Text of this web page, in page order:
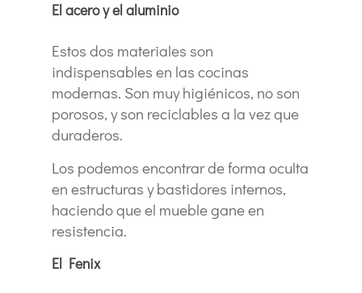
El acero y el aluminio
Estos dos materiales son
indispensables en las cocinas
modernas. Son muy higiénicos, no son
porosos, y son reciclables a la vez que
duraderos.
Los podemos encontrar de forma oculta
en estructuras y bastidores internos,
haciendo que el mueble gane en
resistencia.
El Fenix